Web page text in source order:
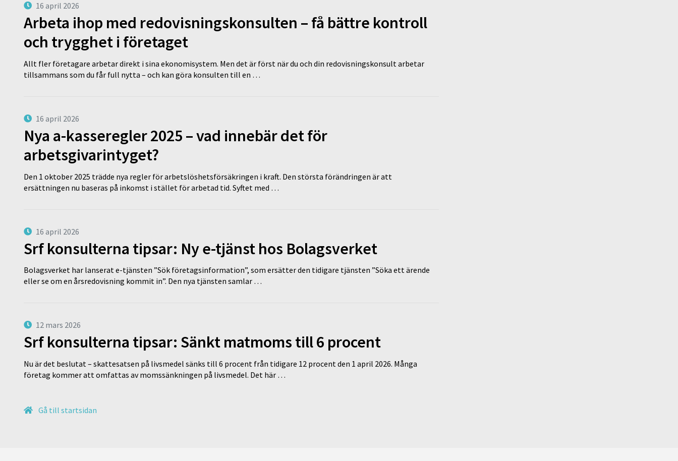
16 april 2026
Arbeta ihop med redovisningskonsulten – få bättre kontroll
och trygghet i företaget
Allt fler företagare arbetar direkt i sina ekonomisystem. Men det är först när du och din redovisningskonsult arbetar
tillsammans som du får full nytta – och kan göra konsulten till en …
16 april 2026
Nya a-kasseregler 2025 – vad innebär det för
arbetsgivarintyget?
Den 1 oktober 2025 trädde nya regler för arbetslöshetsförsäkringen i kraft. Den största förändringen är att
ersättningen nu baseras på inkomst i stället för arbetad tid. Syftet med …
16 april 2026
Srf konsulterna tipsar: Ny e-tjänst hos Bolagsverket
Bolagsverket har lanserat e-tjänsten ”Sök företagsinformation”, som ersätter den tidigare tjänsten ”Söka ett ärende
eller se om en årsredovisning kommit in”. Den nya tjänsten samlar …
12 mars 2026
Srf konsulterna tipsar: Sänkt matmoms till 6 procent
Nu är det beslutat – skattesatsen på livsmedel sänks till 6 procent från tidigare 12 procent den 1 april 2026. Många
företag kommer att omfattas av momssänkningen på livsmedel. Det här …
Gå till startsidan